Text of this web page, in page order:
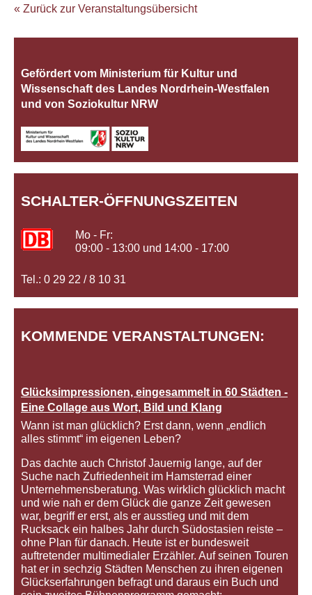
« Zurück zur Veranstaltungsübersicht
Gefördert vom Ministerium für Kultur und
Wissenschaft des Landes Nordrhein‐Westfalen
und von Soziokultur NRW
SCHALTER-ÖFFNUNGSZEITEN
Mo - Fr:
09:00 - 13:00 und 14:00 - 17:00
Tel.: 0 29 22 / 8 10 31
KOMMENDE VERANSTALTUNGEN:
Glücksimpressionen, eingesammelt in 60 Städten -
Eine Collage aus Wort, Bild und Klang
Wann ist man glücklich? Erst dann, wenn „endlich
alles stimmt“ im eigenen Leben?
Das dachte auch Christof Jauernig lange, auf der
Suche nach Zufriedenheit im Hamsterrad einer
Unternehmensberatung. Was wirklich glücklich macht
und wie nah er dem Glück die ganze Zeit gewesen
war, begriff er erst, als er ausstieg und mit dem
Rucksack ein halbes Jahr durch Südostasien reiste –
ohne Plan für danach. Heute ist er bundesweit
auftretender multimedialer Erzähler. Auf seinen Touren
hat er in sechzig Städten Menschen zu ihren eigenen
Glückserfahrungen befragt und daraus ein Buch und